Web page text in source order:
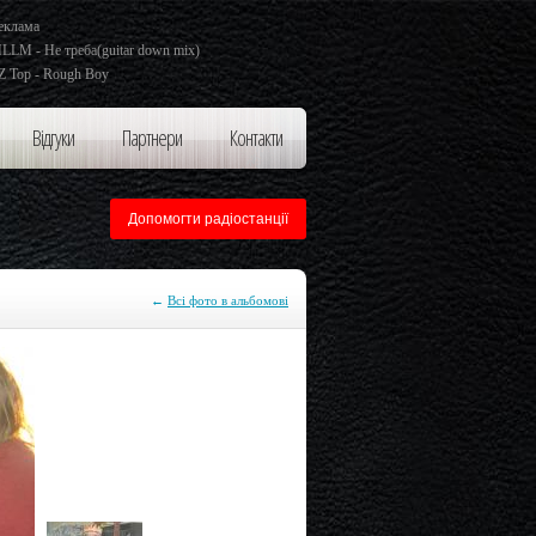
- Не треба(guitar down mix)
Top - Rough Boy
Контакти
Партнери
Відгуки
Допомогти радіостанції
← Всі фото в альбомові